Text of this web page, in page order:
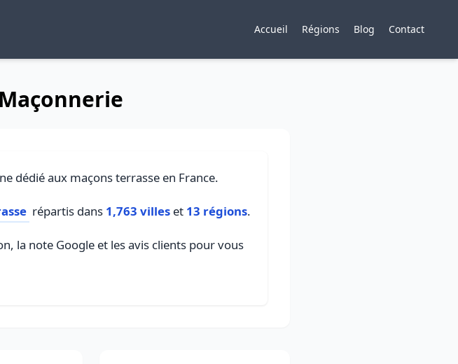
Accueil Régions Blog Contact
dédié aux maçons terrasse en France.
répartis dans 1,763 villes et 13 régions.
la note Google et les avis clients pour vous